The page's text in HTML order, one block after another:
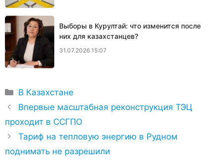
Выборы в Курултай: что изменится после
них для казахстанцев?
31.07.2026 15:07
Рубрики
В Казахстане
Впервые масштабная реконструкция ТЭЦ
проходит в ССГПО
Тариф на тепловую энергию в Рудном
поднимать не разрешили